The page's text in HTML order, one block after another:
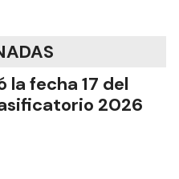
la fecha 17 del
2026